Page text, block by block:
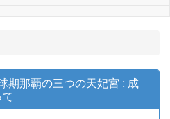
期那覇の三つの天妃宮 : 成